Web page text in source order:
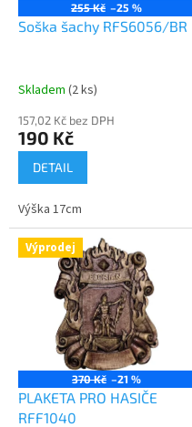
255 Kč –25 %
Soška šachy RFS6056/BR
Skladem (2 ks)
157,02 Kč bez DPH
190 Kč
DETAIL
Výška 17cm
Výprodej
370 Kč –21 %
PLAKETA PRO HASIČE
RFF1040